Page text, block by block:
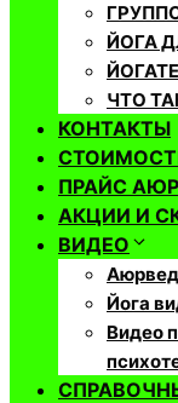
ЙОГА
ЧТО
КОНТАКТЫ
ПРАЙС
АКЦИИ И
ВИДЕО
Йога
Видео